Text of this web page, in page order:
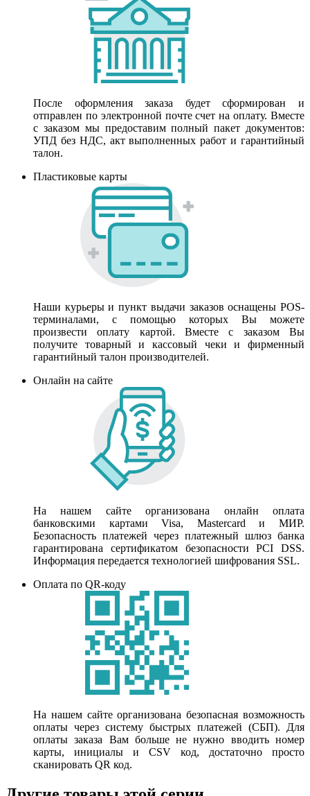
После оформления заказа будет сформирован и
отправлен по электронной почте счет на оплату. Вместе
с заказом мы предоставим полный пакет документов:
УПД без НДС, акт выполненных работ и гарантийный
талон.
Пластиковые карты
Наши курьеры и пункт выдачи заказов оснащены POS-
терминалами, с помощью которых Вы можете
произвести оплату картой. Вместе с заказом Вы
получите товарный и кассовый чеки и фирменный
гарантийный талон производителей.
Онлайн на сайте
На нашем сайте организована онлайн оплата
банковскими картами Visa, Mastercard и МИР.
Безопасность платежей через платежный шлюз банка
гарантирована сертификатом безопасности PCI DSS.
Информация передается технологией шифрования SSL.
Оплата по QR-коду
На нашем сайте организована безопасная возможность
оплаты через систему быстрых платежей (СБП). Для
оплаты заказа Вам больше не нужно вводить номер
карты, инициалы и CSV код, достаточно просто
сканировать QR код.